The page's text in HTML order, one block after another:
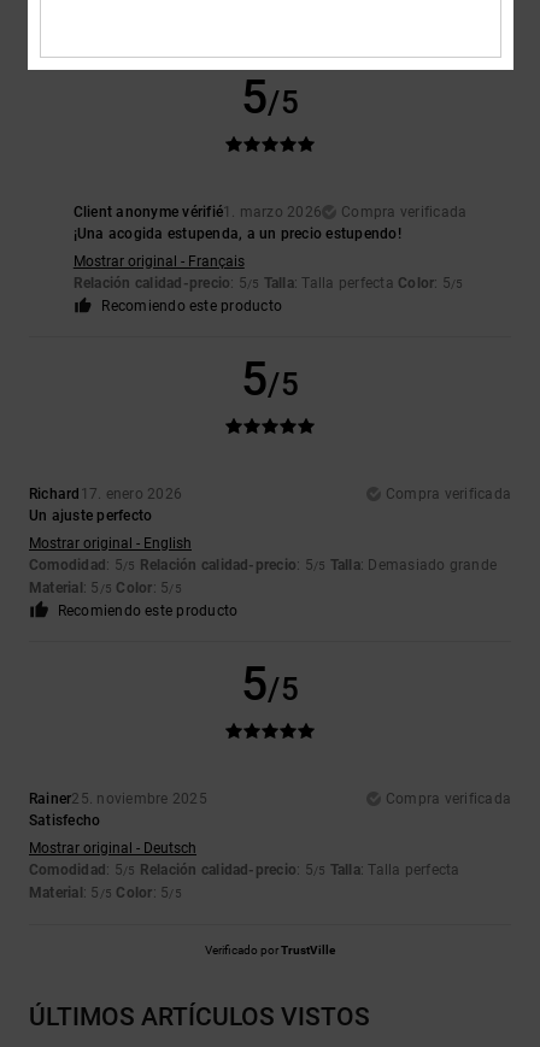
5/5
Client anonyme vérifié1. marzo 2026
Compra verificada
¡Una acogida estupenda, a un precio estupendo!
Mostrar original - Français
Relación calidad-precio: 5/5 Talla: Talla perfecta Color: 5/5
Recomiendo este producto
5/5
Richard 17. enero 2026
Compra verificada
Un ajuste perfecto
Mostrar original - English
Comodidad : 5/5 Relación calidad-precio: 5/5 Talla: Demasiado grande
Material : 5 /5 Color: 5/5
Recomiendo este producto
5/5
Rainer25. noviembre 2025
Compra verificada
Satisfecho
Mostrar original - Deutsch
Comodidad : 5/5 Relación calidad-precio: 5/5 Talla: Talla perfecta
Material : 5 /5 Color: 5/5
Verificado porTrustVille
ÚLTIMOS ARTÍCULOS VISTOS